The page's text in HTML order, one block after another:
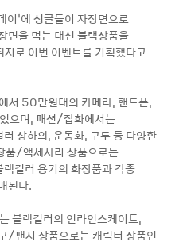
’에 싱글들이 자장면으로
면을 먹는 대신 블랙상품을
로 이번 이벤트를 기획했다고
서 50만원대의 카메라, 핸드폰,
으며, 패션/잡화에서는
상하의, 운동화, 구두 등 다양한
품/액세사리 상품으로는
컬러 용기의 화장품과 각종
된다.
블랙컬러의 인라인스케이트,
/팬시 상품으로는 캐릭터 상품인